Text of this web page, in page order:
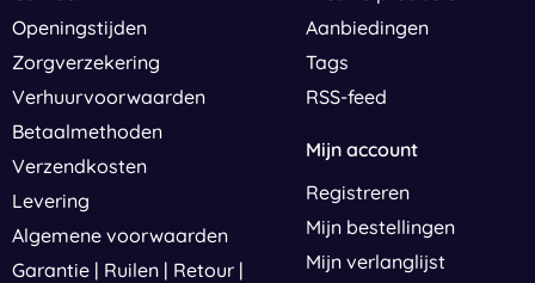
Openingstijden
Zorgverzekering
Verhuurvoorwaarden
Betaalmethoden
Verzendkosten
Levering
Algemene voorwaarden
Garantie | Ruilen | Retour |
Aanbiedingen
Tags
RSS-feed
Mijn account
Registreren
Mijn bestellingen
Mijn verlanglijst